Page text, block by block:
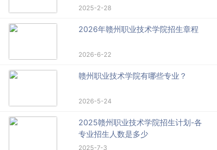
2025-2-28
2026年赣州职业技术学院招生章程
2026-6-22
赣州职业技术学院有哪些专业？
2026-5-24
2025赣州职业技术学院招生计划-各
专业招生人数是多少
2025-7-3